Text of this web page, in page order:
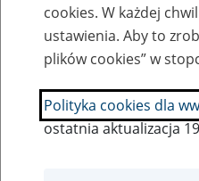
SZUKAJ
cookies. W każdej
ustawienia. Aby to
plików cookies” w
Polityka cookies dla
ostatnia aktualizacja